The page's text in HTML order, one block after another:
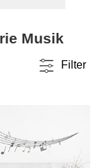
Musik
Filter
(54)